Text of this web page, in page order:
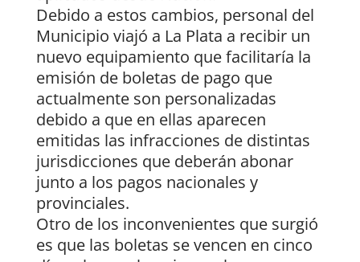
Debido a estos cambios, personal del
Municipio viajó a La Plata a recibir un
nuevo equipamiento que facilitaría la
emisión de boletas de pago que
actualmente son personalizadas
debido a que en ellas aparecen
emitidas las infracciones de distintas
jurisdicciones que deberán abonar
junto a los pagos nacionales y
provinciales.
Otro de los inconvenientes que surgió
es que las boletas se vencen en cinco